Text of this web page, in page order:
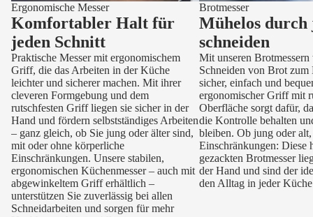
Ergonomische Messer
Komfortabler Halt für
jeden Schnitt
Praktische Messer mit ergonomischem
Griff, die das Arbeiten in der Küche
leichter und sicherer machen. Mit ihrer
cleveren Formgebung und dem
rutschfesten Griff liegen sie sicher in der
Hand und fördern selbstständiges Arbeiten
– ganz gleich, ob Sie jung oder älter sind,
mit oder ohne körperliche
Einschränkungen. Unsere stabilen,
ergonomischen Küchenmesser – auch mit
abgewinkeltem Griff erhältlich –
unterstützen Sie zuverlässig bei allen
Schneidarbeiten und sorgen für mehr
Brotmesser
Mühelos durch
schneiden
Mit unseren Brotmessern
Schneiden von Brot zum
sicher, einfach und
ergonomischer Griff mit
Oberfläche sorgt dafür,
die Kontrolle behalten
bleiben. Ob jung oder
Einschränkungen: Diese
gezackten Brotmesser
der Hand und sind der
den Alltag in jeder